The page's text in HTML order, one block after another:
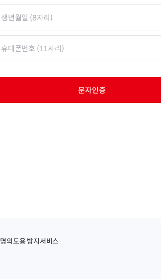
문자인증
명의도용 방지서비스